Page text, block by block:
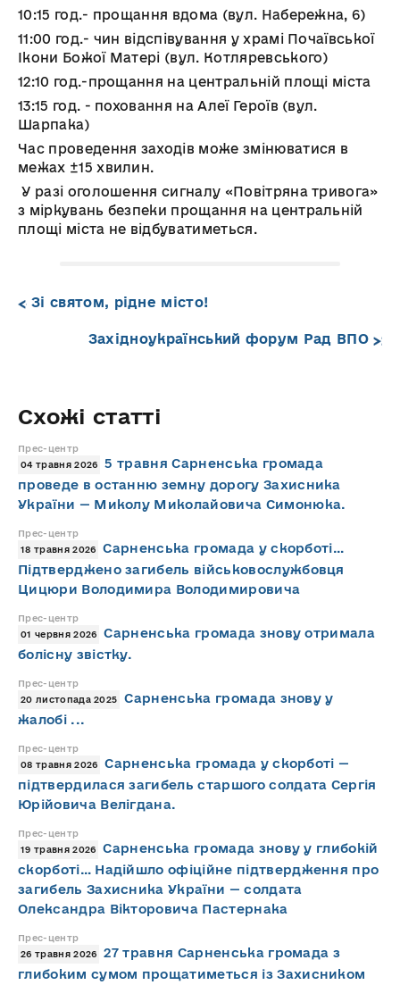
10:15 год.- прощання вдома (вул. Набережна, 6)
11:00 год.- чин відспівування у храмі Почаївської
Ікони Божої Матері (вул. Котляревського)
12:10 год.-прощання на центральній площі міста
13:15 год. - поховання на Алеї Героїв (вул.
Шарпака)
Час проведення заходів може змінюватися в
межах ±15 хвилин.
У разі оголошення сигналу «Повітряна тривога»
з міркувань безпеки прощання на центральній
площі міста не відбуватиметься.
Зі святом, рідне місто!
Західноукраїнський форум Рад ВПО
Схожі статті
Прес-центр
04 травня 2026
5 травня Сарненська громада
проведе в останню земну дорогу Захисника
України — Миколу Миколайовича Симонюка.
Прес-центр
18 травня 2026
Сарненська громада у скорботі…
Підтверджено загибель військовослужбовця
Цицюри Володимира Володимировича
Прес-центр
01 червня 2026
Сарненська громада знову отримала
болісну звістку.
Прес-центр
20 листопада 2025
Сарненська громада знову у
жалобі ...
Прес-центр
08 травня 2026
Сарненська громада у скорботі —
підтвердилася загибель старшого солдата Сергія
Юрійовича Велігдана.
Прес-центр
19 травня 2026
Сарненська громада знову у глибокій
скорботі… Надійшло офіційне підтвердження про
загибель Захисника України — солдата
Олександра Вікторовича Пастернака
Прес-центр
26 травня 2026
27 травня Сарненська громада з
глибоким сумом прощатиметься із Захисником